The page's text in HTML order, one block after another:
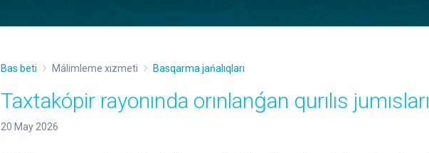
Bas beti Málimleme xızmeti Basqarma jańalıqları
Taxtakópir rayonında orınlanǵan qurılıs jumısları
20 May 2026